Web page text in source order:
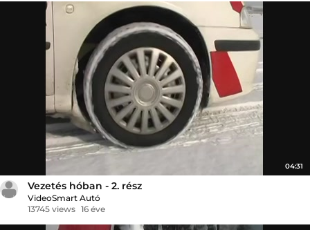
04:31
Vezetés hóban - 2. rész
VideoSmart Autó
13745 views 16 éve